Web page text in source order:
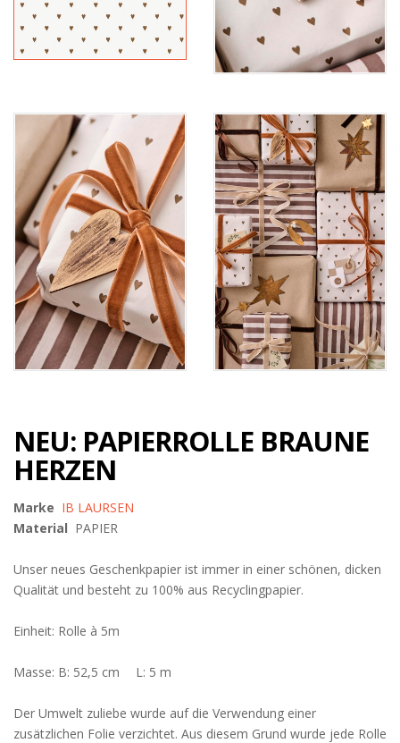
NEU: PAPIERROLLE BRAUNE
HERZEN
Marke IB LAURSEN
Material PAPIER
Unser neues Geschenkpapier ist immer in einer schönen, dicken
Qualität und besteht zu 100% aus Recyclingpapier.
Einheit: Rolle à 5m
Masse: B: 52,5 cm L: 5 m
Der Umwelt zuliebe wurde auf die Verwendung einer
zusätzlichen Folie verzichtet. Aus diesem Grund wurde jede Rolle